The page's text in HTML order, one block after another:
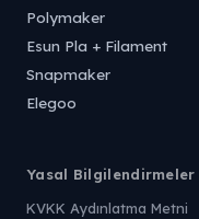
Polymaker
Esun Pla + Filament
Snapmaker
Elegoo
Yasal Bilgilendirmeler
KVKK Aydınlatma Metni